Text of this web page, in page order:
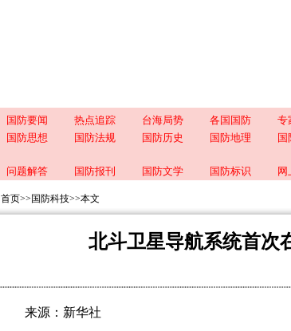
国防要闻 热点追踪 台海局势 各国国防 专
国防思想 国防法规 国防历史 国防地理 国
问题解答 国防报刊 国防文学 国防标识 网
首页>> 国防科技>>本文
北斗卫星导航系统首次
来源：新华社